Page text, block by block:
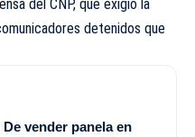
del CNP, que exigió la
detenidos que
De vender panela en